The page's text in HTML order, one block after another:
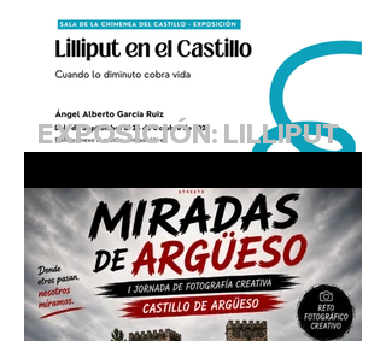
EXPOSICIÓN: LILLIPUT
"Cuando lo diminuto
cobra vida"